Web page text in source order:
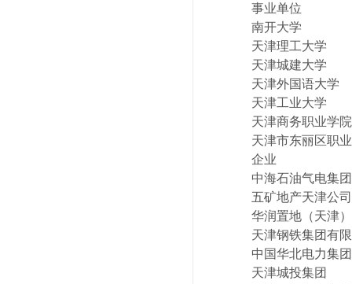
事业单位
南开大学
天津理工大学
天津城建大学
天津外国语大学
天津工业大学
天津商务职业学院
天津市东丽区职
企业
中海石油气电集
五矿地产天津公司
华润置地（天津
天津钢铁集团有
中国华北电力集
天津城投集团